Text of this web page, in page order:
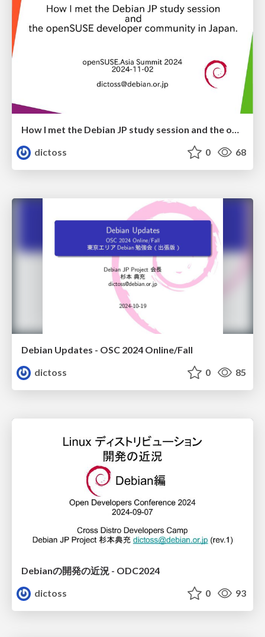
How I met the Debian JP study session and the openSUSE developer community in Japan.
dictoss
0 68
Debian Updates - OSC 2024 Online/Fall
dictoss
0 85
Debianの開発の近況 - ODC2024
dictoss
0 93